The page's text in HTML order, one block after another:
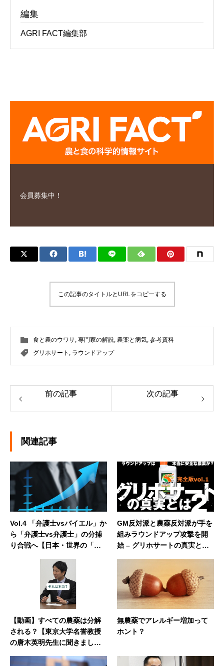
編集
AGRI FACT編集部
会員募集中！
この記事のタイトルとURLをコピーする
食と農のウワサ, 専門家の解説, 農薬と病気, 参考資料
グリホサート , ラウンドアップ
前の記事 次の記事
関連記事
Vol.4 「弁護士vsバイエル」か
ら「弁護士vs弁護士」の分捕
り合戦へ【日本・世界の「反
GM反対派と農薬反対派が手を
組みラウンドアップ攻撃を開
始 – グリホサートの真実とは2
【動画】すべての農薬は分解
される？【東京大学名誉教授
の唐木英明先生に聞きまし
無農薬でアレルギー増加って
ホント？